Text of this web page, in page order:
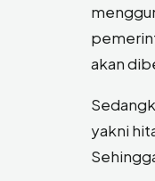
akan
yakni